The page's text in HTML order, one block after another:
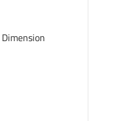
Dimension